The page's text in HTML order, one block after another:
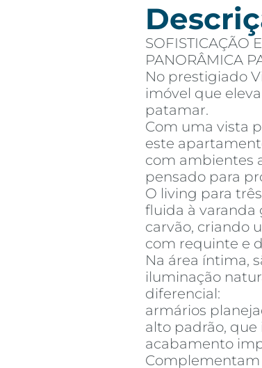
SOFISTICAÇÃO
PANORÂMICA
No prestigiado
imóvel que
patamar.
Com uma vista
este
com ambientes
pensado para
O living para
fluida à varanda
carvão, criando
com requinte e
Na área íntima,
iluminação
diferencial:
armários
alto padrão,
acabamento
Complementam